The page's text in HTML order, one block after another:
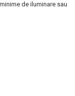
de iluminare sau